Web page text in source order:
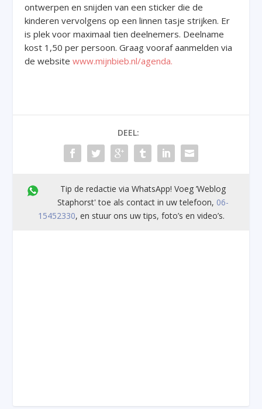
ontwerpen en snijden van een sticker die de
kinderen vervolgens op een linnen tasje strijken. Er
is plek voor maximaal tien deelnemers. Deelname
kost 1,50 per persoon. Graag vooraf aanmelden via
de websitewww.mijnbieb.nl/agenda.
DEEL:
Tip de redactie via WhatsApp! Voeg ’Weblog
Staphorst' toe als contact in uw telefoon, 06-
15452330, en stuur ons uw tips, foto’s en video’s.